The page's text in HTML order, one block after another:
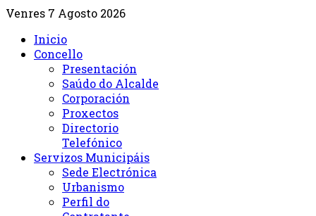
Venres 7 Agosto 2026
Inicio
Concello
Presentación
Saúdo do Alcalde
Corporación
Proxectos
Directorio
Telefónico
Servizos Municipáis
Sede Electrónica
Urbanismo
Perfil do